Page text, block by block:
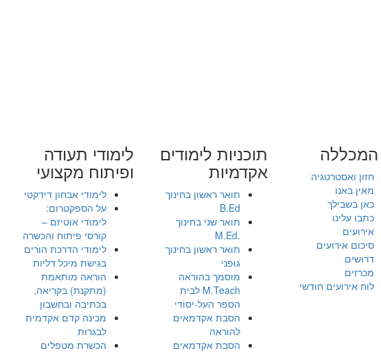
חזון ואסטרטגיה
מאין באנו
כאן בשבילך
כתבו עלינו
אירועים
סיכום אירועים
דרושים
מכרזים
לוח אירועים חודשי
תוכניות לימודים
אקדמיות
תואר ראשון בחינוך
B.Ed
תואר שני בחינוך
.M.Ed
תואר ראשון בחינוך
גופני
מוסמך בהוראה
M.Teach לבית
הספר העל-יסודי
הסבת אקדמאים
להוראה
הסבת אקדמאים
לימודי תעודה
ופיתוח מקצועי
לימודי אבחון דידקטי
על הספקטרום:
לימודי אוטיזם –
קורסי פיתוח והכשרה
לימודי הדרכת הורים
בגישת מיכל דליות
הוראה מותאמת
(מתקנת) בקריאה,
בכתיבה ובחשבון
מכינה קדם אקדמית
לבגרות
הכשרת מטפלים